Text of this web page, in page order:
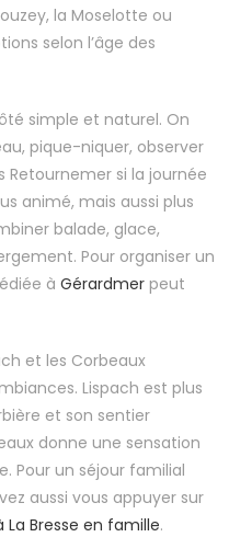
la Moselotte ou
selon l’âge des
simple et naturel. On
pique-niquer, observer
Retournemer si la journée
animé, mais aussi plus
balade, glace,
Pour organiser un
àGérardmer peut
et les Corbeaux
Lispach est plus
et son sentier
donne une sensation
Pour un séjour familial
aussi vous appuyer sur
Bresse en famille.